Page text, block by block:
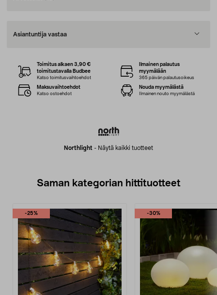
Asiantuntija vastaa
Northlight - Näytä kaikki tuotteet
Toimitus alkaen 3,90 €
toimitustavalla Budbee
Katso toimitusvaihtoehdot
Ilmainen palautus
myymälään
365 päivän palautusoikeus
Maksuvaihtoehdot
Katso ostoehdot
Nouda myymälästä
Ilmainen nouto myymälästä
Saman kategorian hittituotteet
-25% -30%